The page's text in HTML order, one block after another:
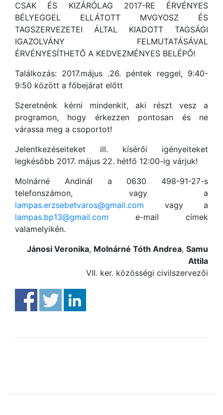
CSAK ÉS KIZÁRÓLAG 2017-RE ÉRVÉNYES
BÉLYEGGEL ELLÁTOTT MVGYOSZ ÉS
TAGSZERVEZETEI ÁLTAL KIADOTT TAGSÁGI
IGAZOLVÁNY FELMUTATÁSÁVAL
ÉRVÉNYESÍTHETŐ A KEDVEZMÉNYES BELÉPŐ!
Találkozás: 2017.május .26. péntek reggel, 9:40-
9:50 között a főbejárat előtt
Szeretnénk kérni mindenkit, aki részt vesz a
programon, hogy érkezzen pontosan és ne
várassa meg a csoportot!
Jelentkezéseiteket ill. kísérői igényeiteket
legkésőbb 2017. május 22. hétfő 12:00-ig várjuk!
Molnárné Andinál a 0630 498-91-27-s
telefonszámon, vagy a
lampas.erzsebetvaros@gmail.com vagy a
lampas.bp13@gmail.com e-mail címek
valamelyikén.
Jánosi Veronika, Molnárné Tóth Andrea, Samu
Attila
VII. ker. közösségi civilszervezői